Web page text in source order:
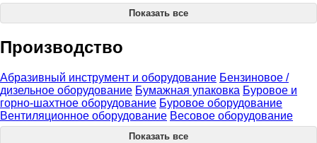
Показать все
Производство
Абразивный инструмент и оборудование Бензиновое /
дизельное оборудование Бумажная упаковка Буровое и
горно-шахтное оборудование Буровое оборудование
Вентиляционное оборудование Весовое оборудование
Показать все